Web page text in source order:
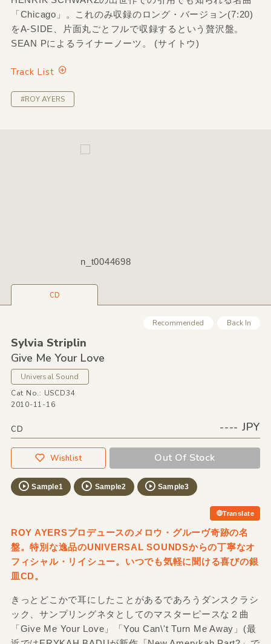
「Chicago」。これのみ収録のロング・バージョン(7:20)
をA-SIDE、片面丸ごとフルで収録するという贅沢盤。
SEAN Pによるライナーノーツ。 (サイトウ)
Track List
#ROY AYERS
n_t0044698
CD
Recommended Back In
Sylvia Striplin
Give Me Your Love
Universal Sound
Cat No.: USCD34
2010-11-16
CD ---- JPY
Wishlist Out Of Stock
Sample1 Sample2 Sample3
Translate
ROY AYERSプロデュースのメロウ・グルーヴ奇跡の名
盤。特別な逸品のUNIVERSAL SOUNDSからの丁寧なオ
フィシャル・リイシュー。いつでも気軽に聞ける喜びの銀
皿CD。
きっとどこかで耳にしたことがあるであろうダンスクラシ
ック、サンプリングネタとしてのマスターピースな２曲
「Give Me Your Love」「You Can\'t Turn Me Away」(最